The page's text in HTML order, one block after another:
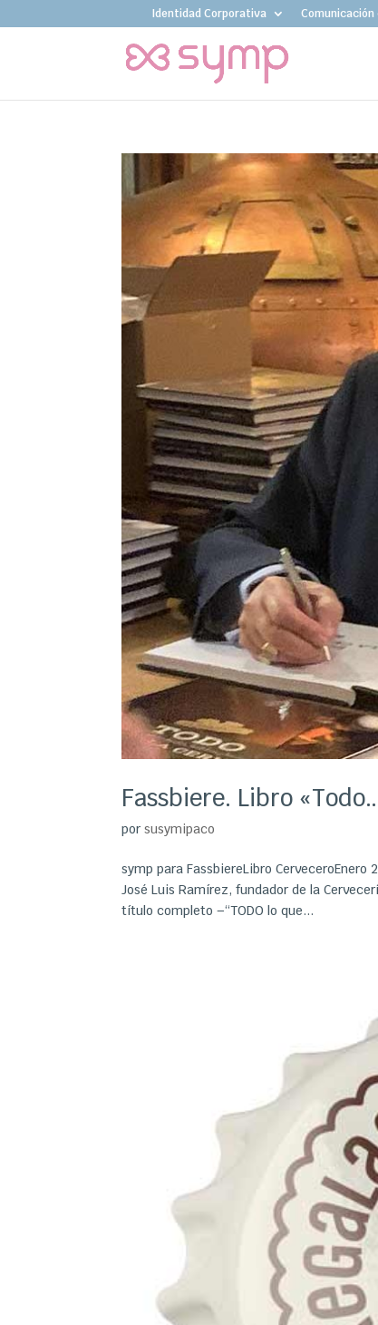
Identidad Corporativa Comunicación
Fassbiere. Libro
porsusymipaco
symp para FassbiereLibro
José Luis Ramírez, fundador de la
título completo –“TODO lo que...